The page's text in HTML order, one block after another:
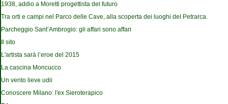
1938, addio a Moretti progettista del futuro
Tra orti e campi nel Parco delle Cave, alla scoperta dei luoghi del Petrarca.
Parcheggio Sant’Ambrogio: gli affari sono affari
Il sito
L'artista sarà l’eroe del 2015
La cascina Moncucco
Un vento lieve udii
Conoscere Milano: l'ex Sieroterapico